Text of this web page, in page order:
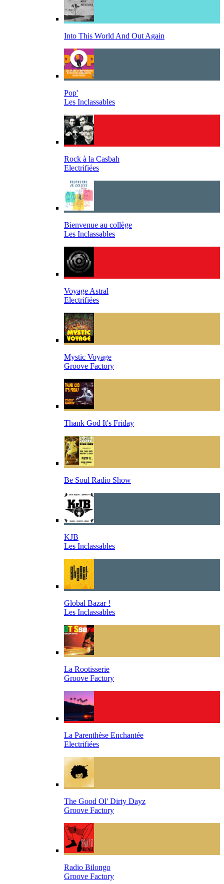
Into This World And Out Again
Pop'
Les Inclassables
Rock à la Casbah
Electrifiées
Bienvenue au collège
Les Inclassables
Voyage Astral
Electrifiées
Mystic Voyage
Groove Factory
Thank God It's Friday
Be Soul Radio Show
KJB
Les Inclassables
Global Bazar !
Les Inclassables
La Rootisserie
Groove Factory
La Parenthèse Enchantée
Electrifiées
The Good Ol' Dirty Dayz
Groove Factory
Radio Bilongo
Groove Factory